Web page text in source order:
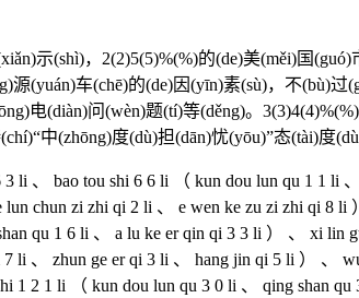
示(shì)，2(2)5(5)%(%)的(de)美(měi)国(guó)
(yuán)车(chē)的(de)因(yīn)素(sù)，不(bù)过
电(diàn)问(wèn)题(tí)等(děng)。
中(zhōng)度(dù)担(dān)忧(yōu)”态(tài)度
bao tou shi 6 6 li （ kun dou lun qu 1 1 li 、
chun zi zhi qi 2 li 、 e wen ke zu zi zhi qi 8 li
qu 1 6 li 、 a lu ke er qin qi 3 3 li ） 、 xi lin
li 、 zhun ge er qi 3 li 、 hang jin qi 5 li ） 、
1 2 1 li （ kun dou lun qu 3 0 li 、 qing shan qu